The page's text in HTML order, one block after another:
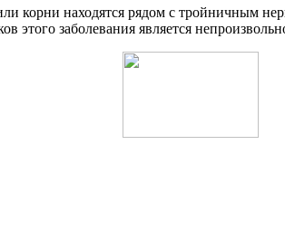
корни находятся рядом с тройничным
этого заболевания является